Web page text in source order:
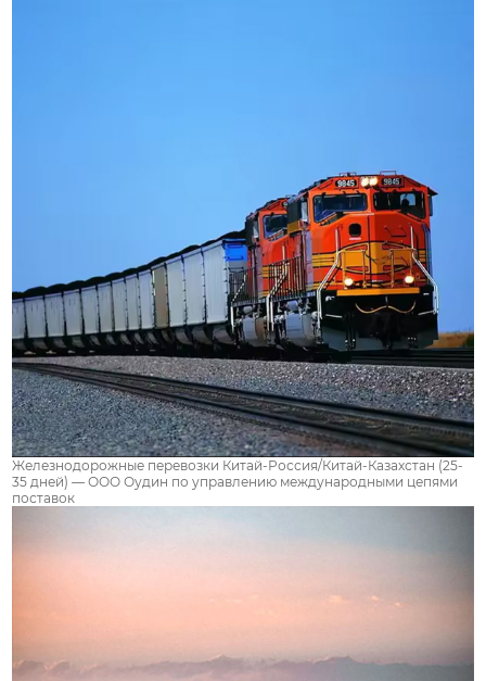
Железнодорожные перевозки Китай-Россия/Китай-Казахстан (25-
35 дней) — ООО Оудин по управлению международными цепями
поставок